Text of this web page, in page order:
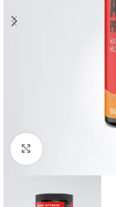
Click to enlarge